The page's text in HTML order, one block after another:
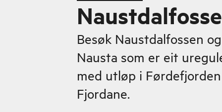
Besøk Naustdalfossen
Nausta som er eit
med utløp i
Fjordane.